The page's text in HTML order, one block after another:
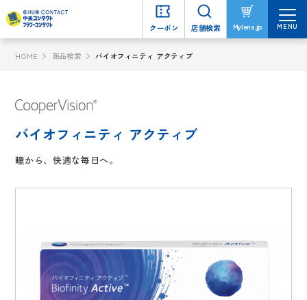
クーポン 店舗検索 Mylens.jp MENU
HOME 商品検索 バイオフィニティ アクティブ
バイオフィニティ アクティブ
瞳から、快適な毎日へ。
クーポン 店舗検索 Mylens.jp MENU